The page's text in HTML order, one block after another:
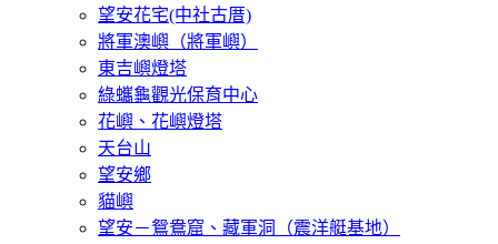
望安花宅(中社古厝)
將軍澳嶼（將軍嶼）
東吉嶼燈塔
綠蠵龜觀光保育中心
花嶼、花嶼燈塔
天台山
望安鄉
貓嶼
望安－鴛鴦窟、藏軍洞（震洋艇基地）